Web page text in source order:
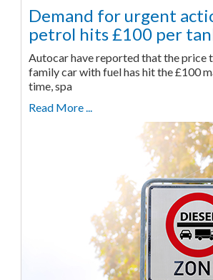
Demand for urgent
petrol hits £100 per
Autocar have reported that the price
family car with fuel has hit the £100
time, spa
Read More ...